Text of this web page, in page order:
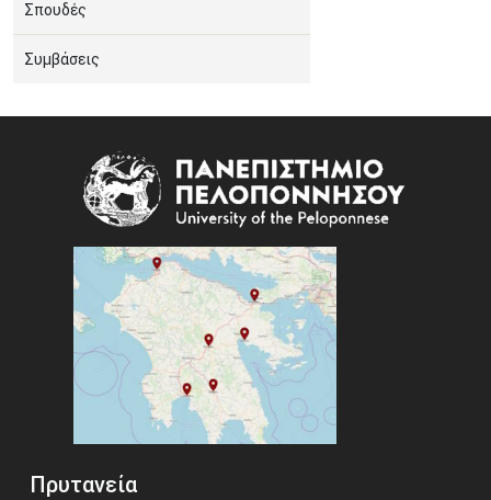
Σπουδές
Συμβάσεις
Πρυτανεία